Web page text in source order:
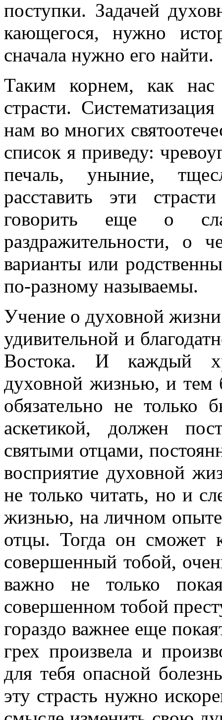
поступки. Задачей
кающегося, нужно
сначала нужно его найти.
Таким корнем, как нас
страсти.
нам во многих
список я приведу:
печаль, уныние,
расставить эти
говорить еще о
раздражительности, о
варианты или
по-разному называемы.
Учение о духовной жизни
удивительной и
Востока. И каждый
духовной жизнью, и тем
обязательно не только
аскетикой, должен
святыми отцами,
восприятие духовной
не только читать, но и
жизнью, на личном опыте
отцы. Тогда он сможет
совершенный тобой,
важно не только
совершенном тобой
гораздо важнее еще
грех произвела и
для тебя опасной
эту страсть нужно